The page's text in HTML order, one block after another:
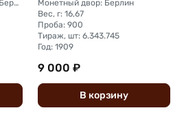
Монетный двор: Германия, Берлин
Монетный двор: Берлин
Вес, г: 16,67
Проба: 900
Тираж, шт: 6.343.745
Год: 1909
9 000 ₽
В корзину